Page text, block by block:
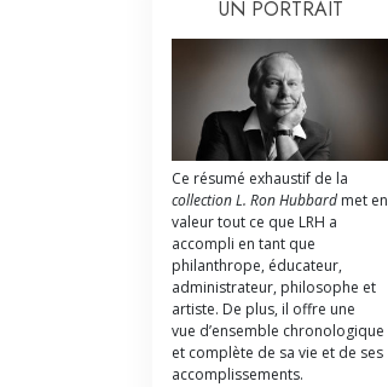
UN PORTRAIT
Ce résumé exhaustif de la
collection L. Ron Hubbard met en
valeur tout ce que LRH a
accompli en tant que
philanthrope, éducateur,
administrateur, philosophe et
artiste. De plus, il offre une
vue d’ensemble chronologique
et complète de sa vie et de ses
accomplissements.